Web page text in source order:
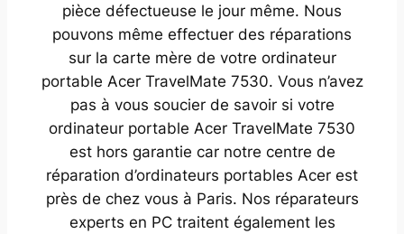
pièce défectueuse le jour même. Nous
pouvons même effectuer des réparations
sur la carte mère de votre ordinateur
portable Acer TravelMate 7530. Vous n’avez
pas à vous soucier de savoir si votre
ordinateur portable Acer TravelMate 7530
est hors garantie car notre centre de
réparation d’ordinateurs portables Acer est
près de chez vous à Paris. Nos réparateurs
experts en PC traitent également les